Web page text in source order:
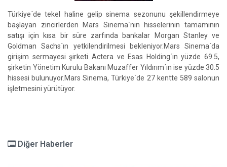
Türkiye´de tekel haline gelip sinema sezonunu şekillendirmeye
başlayan zincirlerden Mars Sinema´nın hisselerinin tamamının
satışı için kısa bir süre zarfında bankalar Morgan Stanley ve
Goldman Sachs´ın yetkilendirilmesi bekleniyor.Mars Sinema´da
girişim sermayesi şirketi Actera ve Esas Holding´in yüzde 69.5,
şirketin Yönetim Kurulu Bakanı Muzaffer Yıldırım´ın ise yüzde 30.5
hissesi bulunuyor.Mars Sinema, Türkiye´de 27 kentte 589 salonun
işletmesini yürütüyor.
Diğer Haberler